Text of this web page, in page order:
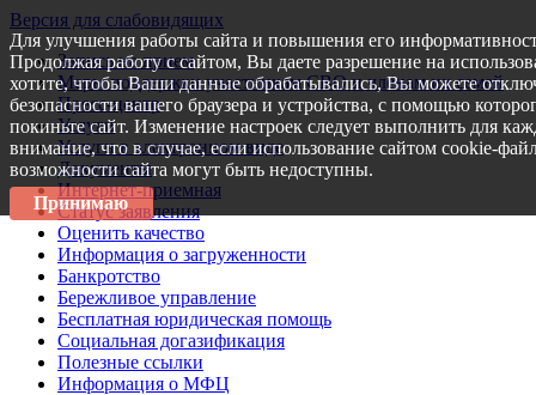
Версия для слабовидящих
Запись на прием
Меры поддержки участникам СВО и членам их семей
Пресс-центр
Услуги
Услуги в электронном виде
Документы
Интернет-приемная
Статус заявления
Оценить качество
Информация о загруженности
Банкротство
Бережливое управление
Бесплатная юридическая помощь
Социальная догазификация
Полезные ссылки
Информация о МФЦ
Для улучшения работы сайта и повышения его
Продолжая работу с сайтом, Вы даете разрешение на
хотите, чтобы Ваши данные обрабатывались, Вы можете
безопасности вашего браузера и устройства, с помощью
покиньте сайт. Изменение настроек следует выполнить для
внимание, что в случае, если использование сайтом cookie-
возможности сайта могут быть недоступны.
Принимаю